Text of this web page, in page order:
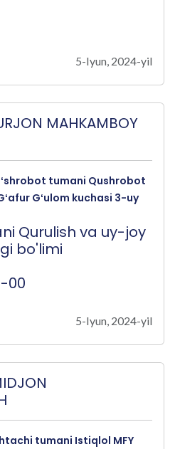
5-Iyun, 2024-yil
MAHKAMBOY
tumani Qushrobot
Gʻulom kuchasi 3-uy
Qurulish va uy-joy
bo'limi
00
5-Iyun, 2024-yil
tumani Istiqlol MFY